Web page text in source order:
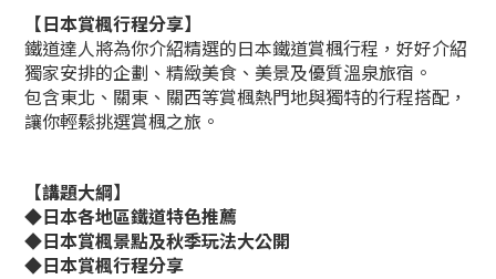
【日本賞楓行程分享】
鐵道達人將為你介紹精選的日本鐵道賞楓行程，好好介紹
獨家安排的企劃、精緻美食、美景及優質溫泉旅宿。
包含東北、關東、關西等賞楓熱門地與獨特的行程搭配，
讓你輕鬆挑選賞楓之旅。
【講題大綱】
◆日本各地區鐵道特色推薦
◆日本賞楓景點及秋季玩法大公開
◆日本賞楓行程分享